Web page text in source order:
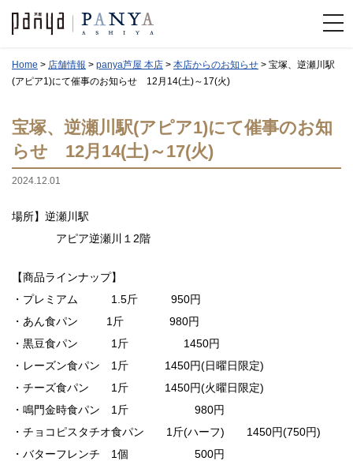
Home > 店舗情報 > panya芦屋 本店 > 本店からのお知らせ > 宝塚、逆瀬川駅
(アピア1)にて催事のお知らせ 12月14(土)～17(火)
宝塚、逆瀬川駅(アピア1)にて催事のお知
らせ 12月14(土)～17(火)
2024.12.01
場所】逆瀬川駅
アピア逆瀬川１2階
【商品ラインナップ】
・プレミアム 1.5斤 950円
・あん食パン 1斤 980円
・黒豆食パン 1斤 1450円
・レーズン食パン 1斤 1450円(日曜日限定)
・チーズ食パン 1斤 1450円(火曜日限定)
・鳴門金時食パン 1斤 980円
・チョコピスタチオ食パン 1斤(ハーフ) 1450円(750円)
・バターフレンチ 1個 500円